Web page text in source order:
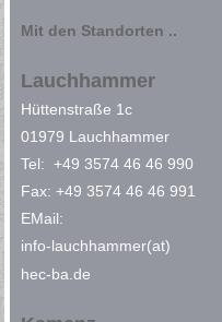
Mit den Standorten ..
Lauchhammer
Hüttenstraße 1c
01979 Lauchhammer
Tel: +49 3574 46 46 990
Fax: +49 3574 46 46 991
EMail:
info-lauchhammer(at)
hec-ba.de